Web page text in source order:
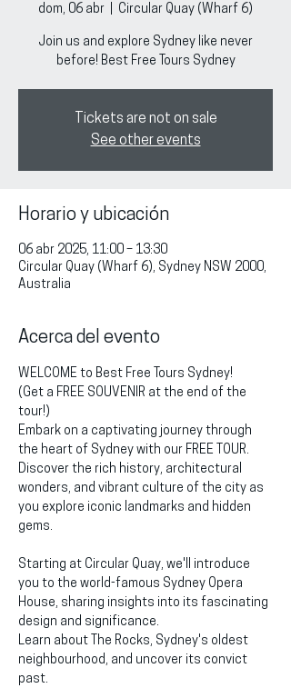
dom, 06 abr Circular Quay (Wharf 6)
Join us and explore Sydney like never
before! Best Free Tours Sydney
Tickets are not on sale
See other events
Horario y ubicación
06 abr 2025, 11:00 – 13:30
Circular Quay (Wharf 6), Sydney NSW 2000,
Australia
Acerca del evento
WELCOME to Best Free Tours Sydney!
(Get a FREE SOUVENIR at the end of the
tour!)
Embark on a captivating journey through
the heart of Sydney with our FREE TOUR.
Discover the rich history, architectural
wonders, and vibrant culture of the city as
you explore iconic landmarks and hidden
gems.
Starting at Circular Quay, we'll introduce
you to the world-famous Sydney Opera
House, sharing insights into its fascinating
design and significance.
Learn about The Rocks, Sydney's oldest
neighbourhood, and uncover its convict
past.